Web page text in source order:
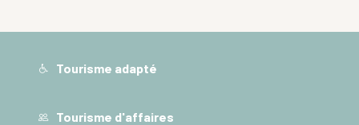
Tourisme adapté
Tourisme d'affaires